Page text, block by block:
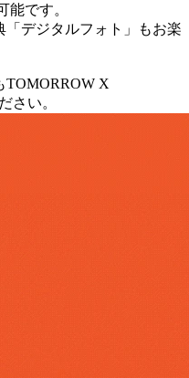
能です。
「デジタルフォト」もお楽
TOMORROW X
さい。